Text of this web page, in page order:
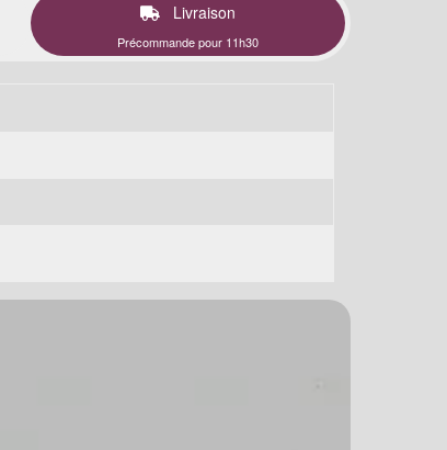
Livraison
Précommande pour 11h30